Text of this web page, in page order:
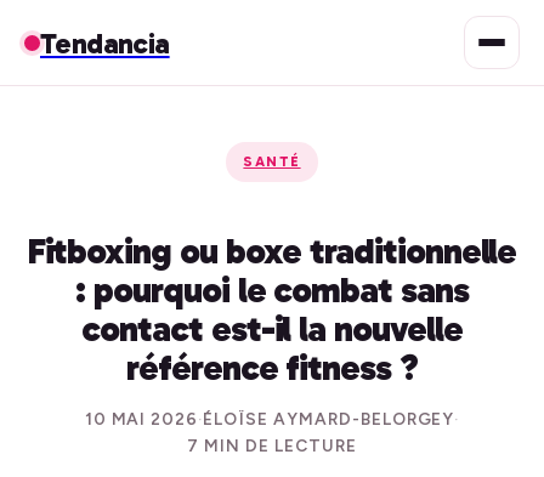
Tendancia
SANTÉ
Fitboxing ou boxe traditionnelle
: pourquoi le combat sans
contact est-il la nouvelle
référence fitness ?
10 MAI 2026·ÉLOÏSE AYMARD-BELORGEY·
7 MIN DE LECTURE